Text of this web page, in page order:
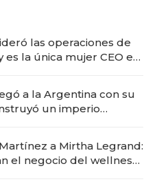
las operaciones de
es la única mujer CEO en
a la Argentina con su
un imperio
a Mirtha Legrand:
el negocio del wellness